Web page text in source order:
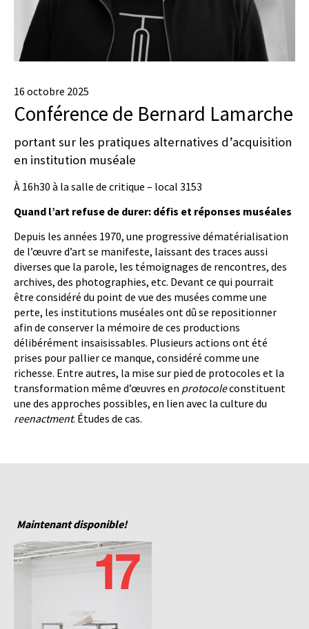
16 octobre 2025
Conférence de Bernard Lamarche
portant sur les pratiques alternatives d’acquisition
en institution muséale
À 16h30 à la salle de critique – local 3153
Quand l’art refuse de durer: défis et réponses muséales
Depuis les années 1970, une progressive dématérialisation
de l’œuvre d’art se manifeste, laissant des traces aussi
diverses que la parole, les témoignages de rencontres, des
archives, des photographies, etc. Devant ce qui pourrait
être considéré du point de vue des musées comme une
perte, les institutions muséales ont dû se repositionner
afin de conserver la mémoire de ces productions
délibérément insaisissables. Plusieurs actions ont été
prises pour pallier ce manque, considéré comme une
richesse. Entre autres, la mise sur pied de protocoles et la
transformation même d’œuvres en protocoleconstituent
une des approches possibles, en lien avec la culture du
reenactment. Études de cas.
Maintenant disponible!